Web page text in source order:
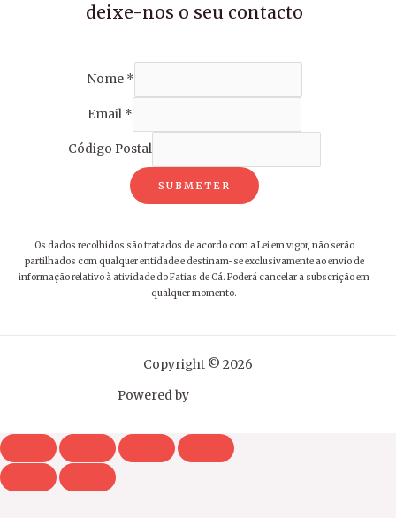
deixe-nos o seu contacto
Nome *
Email *
Código Postal
SUBMETER
Os dados recolhidos são tratados de acordo com a Lei em vigor, não serão
partilhados com qualquer entidade e destinam-se exclusivamente ao envio de
informação relativo à atividade do Fatias de Cá. Poderá cancelar a subscrição em
qualquer momento.
Copyright © 2026
Powered by